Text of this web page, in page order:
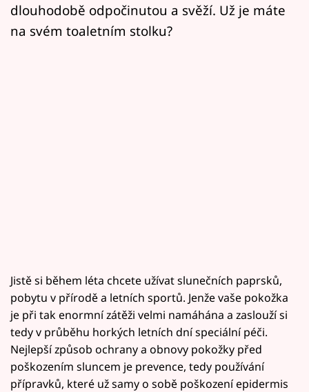
dlouhodobě odpočinutou a svěží. Už je máte
na svém toaletním stolku?
Jistě si během léta chcete užívat slunečních paprsků,
pobytu v přírodě a letních sportů. Jenže vaše pokožka
je při tak enormní zátěži velmi namáhána a zaslouží si
tedy v průběhu horkých letních dní speciální péči.
Nejlepší způsob ochrany a obnovy pokožky před
poškozením sluncem je prevence, tedy používání
přípravků, které už samy o sobě poškození epidermis